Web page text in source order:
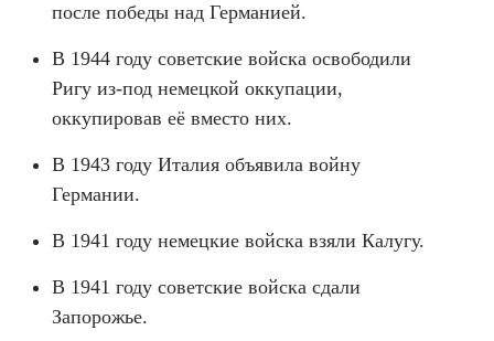
после победы над Германией.
В 1944 году советские войска освободили
Ригу из-под немецкой оккупации,
оккупировав её вместо них.
В 1943 году Италия объявила войну
Германии.
В 1941 году немецкие войска взяли Калугу.
В 1941 году советские войска сдали
Запорожье.